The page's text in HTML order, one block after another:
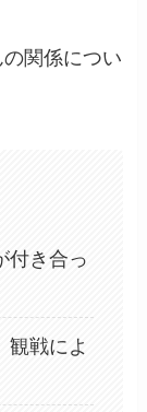
関係につい
付き合っ
観戦によ